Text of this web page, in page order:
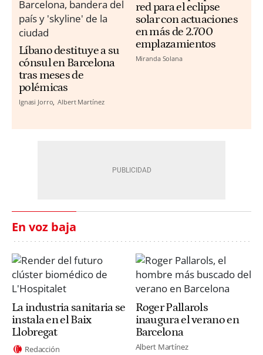
Líbano destituye a su
cónsul en Barcelona
tras meses de
polémicas
Ignasi Jorro Albert Martínez
red para el eclipse
solar con actuaciones
en más de 2.700
emplazamientos
Miranda Solana
En voz baja
La industria sanitaria se
instala en el Baix
Llobregat
Redacción
Roger Pallarols
inaugura el verano en
Barcelona
Albert Martínez